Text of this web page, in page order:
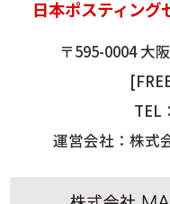
日本ポスティング
〒595-0004 大
TEL：
運営会社：株式